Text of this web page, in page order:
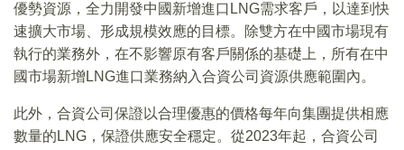
優勢資源，全力開發中國新增進口LNG需求客戶，以達到快
速擴大市場、形成規模效應的目標。除雙方在中國市場現有
執行的業務外，在不影響原有客戶關係的基礎上，所有在中
國市場新增LNG進口業務納入合資公司資源供應範圍內。
此外，合資公司保證以合理優惠的價格每年向集團提供相應
數量的LNG，保證供應安全穩定。從2023年起，合資公司